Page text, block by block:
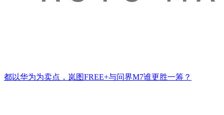
都以华为为卖点，岚图FREE+与问界M7谁更胜一筹？